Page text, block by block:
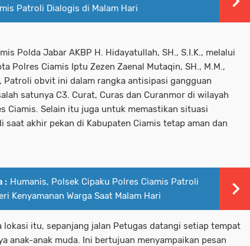
Patroli Dialogis di Malam Hari
Polda Jabar AKBP H. Hidayatullah, SH., S.I.K., melalui
Polres Ciamis Iptu Zezen Zaenal Mutaqin, SH., M.M.,
Patroli obvit ini dalam rangka antisipasi gangguan
satunya C3. Curat, Curas dan Curanmor di wilayah
Ciamis. Selain itu juga untuk memastikan situasi
saat akhir pekan di Kabupaten Ciamis tetap aman dan
: Humanis, Polsek Cipaku Polres Ciamis Patroli
Kenyamanan Warga Saat Malam Hari
lokasi itu, sepanjang jalan Petugas datangi setiap tempat
anak-anak muda. Ini bertujuan menyampaikan pesan